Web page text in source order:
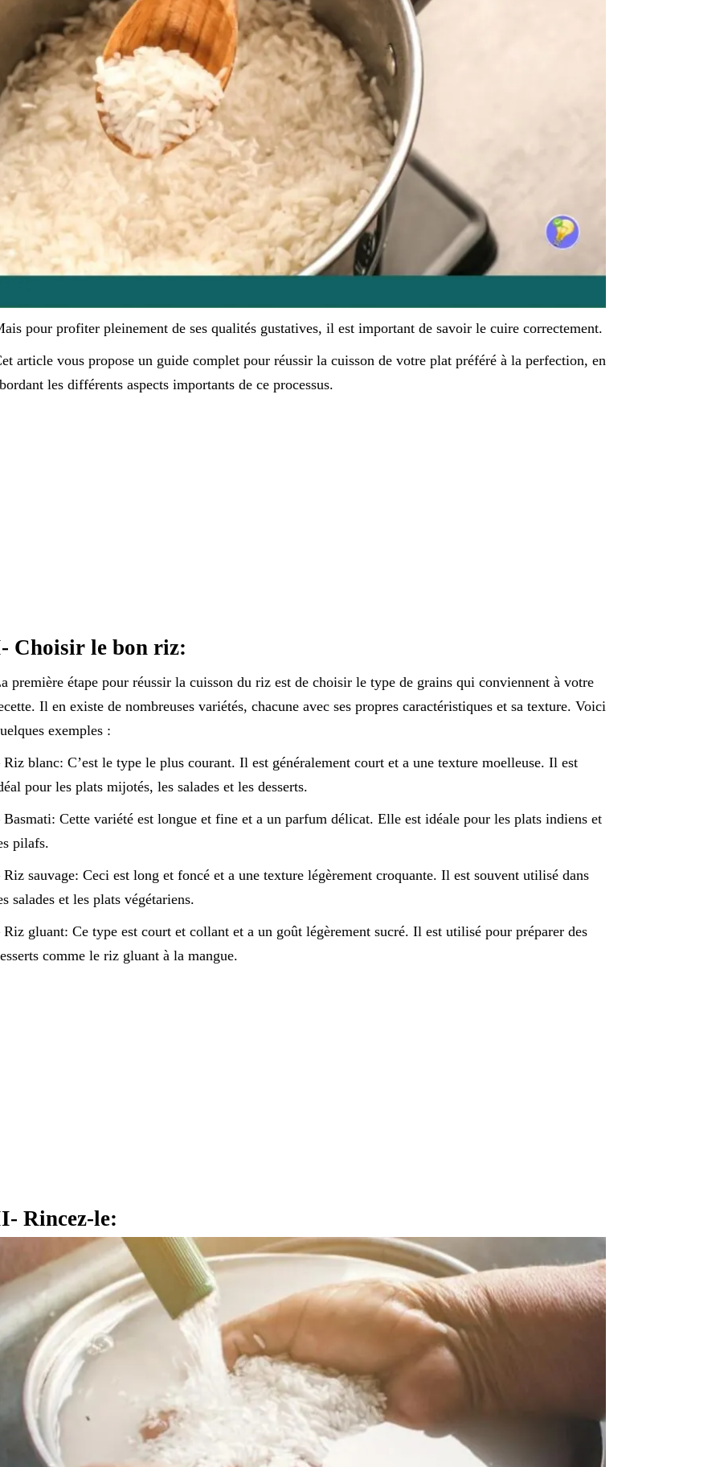
pour profiter pleinement de ses qualités gustatives, il est important de savoir le cuire correctement.
article vous propose un guide complet pour réussir la cuisson de votre plat préféré à la perfection, en
les différents aspects importants de ce processus.
Choisir le bon riz:
première étape pour réussir la cuisson du riz est de choisir le type de grains qui conviennent à votre
Il en existe de nombreuses variétés, chacune avec ses propres caractéristiques et sa texture. Voici
exemples :
Riz blanc: C’est le type le plus courant. Il est généralement court et a une texture moelleuse. Il est
pour les plats mijotés, les salades et les desserts.
Basmati: Cette variété est longue et fine et a un parfum délicat. Elle est idéale pour les plats indiens et
pilafs.
Riz sauvage: Ceci est long et foncé et a une texture légèrement croquante. Il est souvent utilisé dans
salades et les plats végétariens.
Riz gluant: Ce type est court et collant et a un goût légèrement sucré. Il est utilisé pour préparer des
comme le riz gluant à la mangue.
Rincez-le: